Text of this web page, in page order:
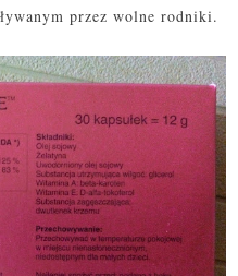
przez wolne rodniki.